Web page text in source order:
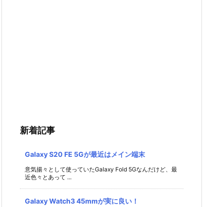
新着記事
Galaxy S20 FE 5Gが最近はメイン端末
意気揚々として使っていたGalaxy Fold 5Gなんだけど、最
近色々とあって ...
Galaxy Watch3 45mmが実に良い！